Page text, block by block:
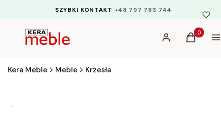
SZYBKI KONTAKT +48 797 783 744
Zaloguj sięProdukty
Koszyk
Kera Meble Meble Krzesła
Bestseller